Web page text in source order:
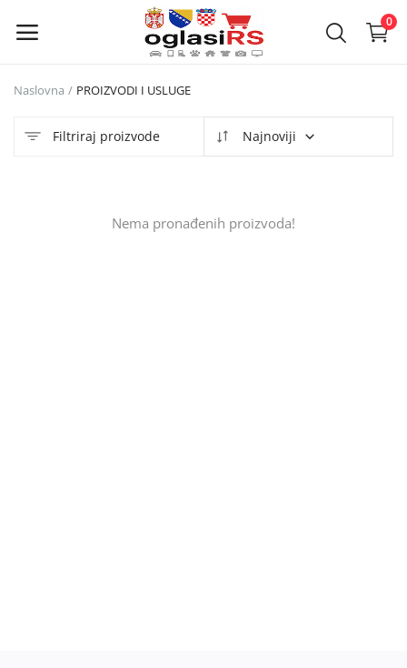
0
oglas
Naslovna PROIZVODI I USLUGE
Filtriraj proizvode Najnoviji
Nema pronađenih proizvoda!